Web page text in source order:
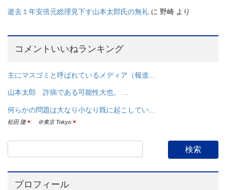
逝去１年安倍元総理見下す山本太郎氏の無礼 に 野崎 より
コメントいいねランキング
主にマスゴミと呼ばれているメディア（報道...
山本太郎 詐病である可能性大也。 ...
何らかの問題は大なり小なり既に起こしてい...
松田 隆 ＠東京 Tokyo
プロフィール